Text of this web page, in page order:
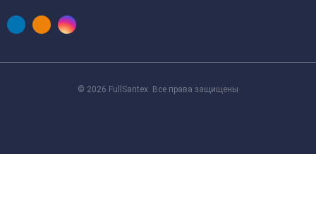
© 2026 FullSantex. Все права защищены